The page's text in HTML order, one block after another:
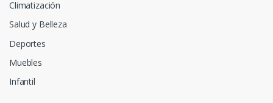
Climatización
Salud y Belleza
Deportes
Muebles
Infantil